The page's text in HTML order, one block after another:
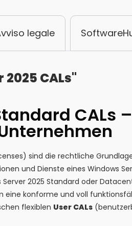
legale
CALs"
CALs
sind die rechtliche
und Dienste eines Windows
2025 Standard oder
eine konforme und voll
flexiblen User CALs